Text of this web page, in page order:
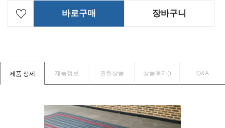
바로구매 장바구니
제품 상세 제품정보 관련상품 상품후기() Q&A